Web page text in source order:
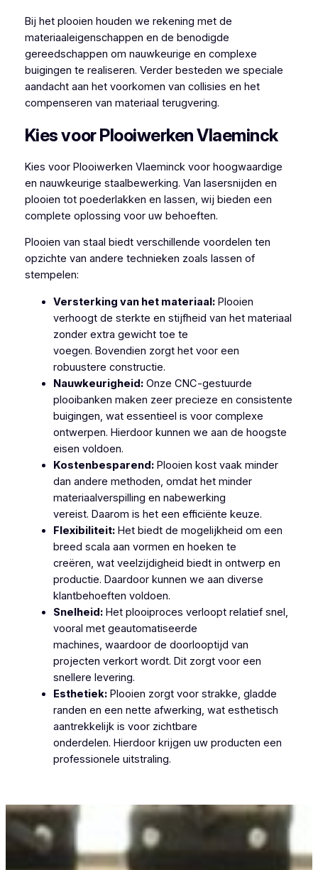
Bij het plooien houden we rekening met de
materiaaleigenschappen en de benodigde
gereedschappen om nauwkeurige en complexe
buigingen te realiseren. Verder besteden we speciale
aandacht aan het voorkomen van collisies en het
compenseren van materiaal terugvering.
Kies voor Plooiwerken Vlaeminck
Kies voor Plooiwerken Vlaeminck voor hoogwaardige
en nauwkeurige staalbewerking. Van lasersnijden en
plooien tot poederlakken en lassen, wij bieden een
complete oplossing voor uw behoeften.
Plooien van staal biedt verschillende voordelen ten
opzichte van andere technieken zoals lassen of
stempelen:
Versterking van het materiaal:Plooien
verhoogt de sterkte en stijfheid van het materiaal
zonder extra gewicht toe te
voegen. Bovendien zorgt het voor een
robuustere constructie.
Nauwkeurigheid:Onze CNC-gestuurde
plooibanken maken zeer precieze en consistente
buigingen, wat essentieel is voor complexe
ontwerpen. Hierdoor kunnen we aan de hoogste
eisen voldoen.
Kostenbesparend:Plooien kost vaak minder
dan andere methoden, omdat het minder
materiaalverspilling en nabewerking
vereist. Daarom is het een efficiënte keuze.
Flexibiliteit:Het biedt de mogelijkheid om een
breed scala aan vormen en hoeken te
creëren, wat veelzijdigheid biedt in ontwerp en
productie. Daardoor kunnen we aan diverse
klantbehoeften voldoen.
Snelheid:Het plooiproces verloopt relatief snel,
vooral met geautomatiseerde
machines, waardoor de doorlooptijd van
projecten verkort wordt. Dit zorgt voor een
snellere levering.
Esthetiek:Plooien zorgt voor strakke, gladde
randen en een nette afwerking, wat esthetisch
aantrekkelijk is voor zichtbare
onderdelen. Hierdoor krijgen uw producten een
professionele uitstraling.